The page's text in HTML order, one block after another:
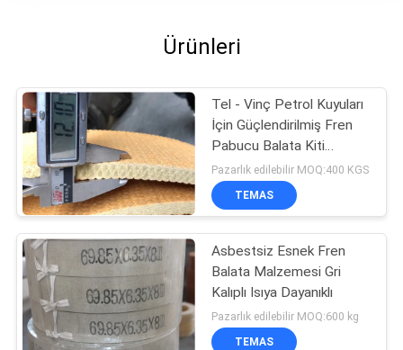
Ürünleri
Tel - Vinç Petrol Kuyuları
İçin Güçlendirilmiş Fren
Pabucu Balata Kiti
Asbestsiz
Pazarlık edilebilir MOQ:400 KGS
TEMAS
Asbestsiz Esnek Fren
Balata Malzemesi Gri
Kalıplı Isıya Dayanıklı
Pazarlık edilebilir MOQ:600 kg
TEMAS